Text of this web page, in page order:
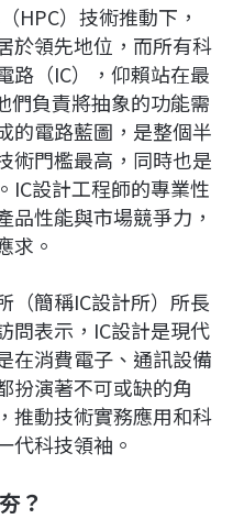
HPC）技術推動下，
於領先地位，而所有科
（IC），仰賴站在最
們負責將抽象的功能需
的電路藍圖，是整個半
術門檻最高，同時也是
IC設計工程師的專業性
品性能與市場競爭力，
求。
（簡稱IC設計所）所長
問表示，IC設計是現代
在消費電子、通訊設備
扮演著不可或缺的角
推動技術實務應用和科
代科技領袖。
？